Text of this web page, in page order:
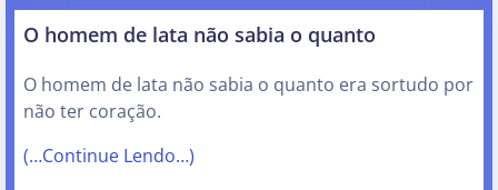
O homem de lata não sabia o quanto
O homem de lata não sabia o quanto era sortudo por
não ter coração.
(…Continue Lendo…)